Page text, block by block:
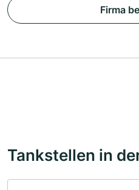
Firma
Tankstellen in